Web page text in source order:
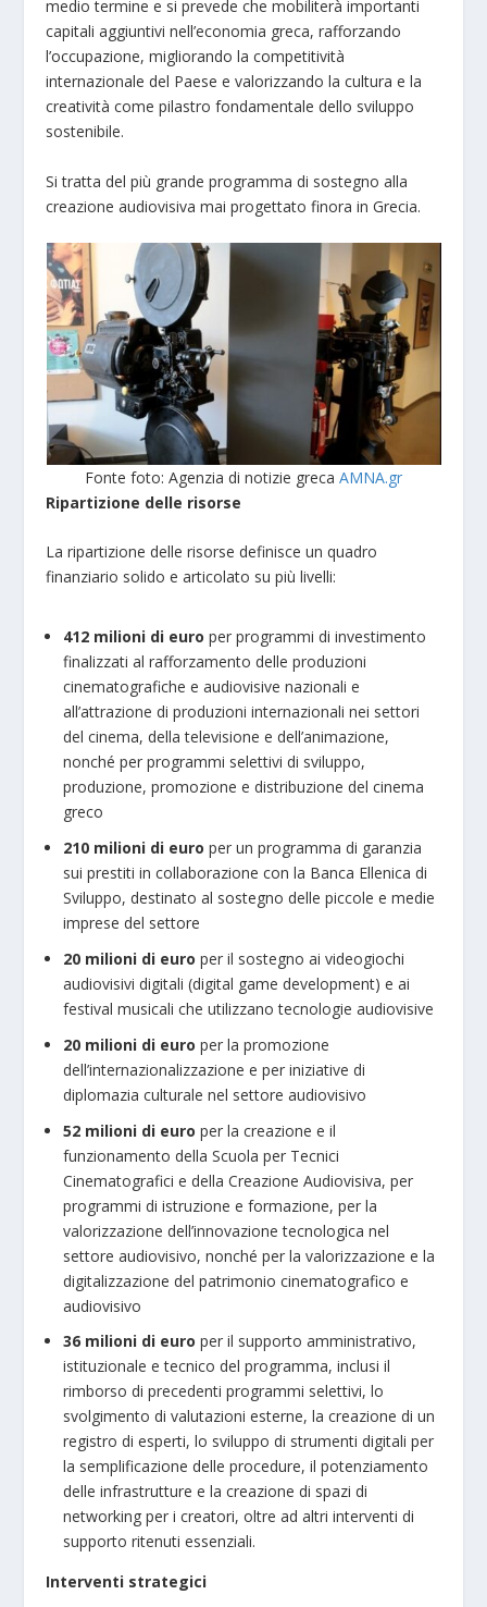
medio termine e si prevede che mobiliterà importanti
capitali aggiuntivi nell’economia greca, rafforzando
l’occupazione, migliorando la competitività
internazionale del Paese e valorizzando la cultura e la
creatività come pilastro fondamentale dello sviluppo
sostenibile.
Si tratta del più grande programma di sostegno alla
creazione audiovisiva mai progettato finora in Grecia.
Fonte foto: Agenzia di notizie greca AMNA.gr
Ripartizione delle risorse
La ripartizione delle risorse definisce un quadro
finanziario solido e articolato su più livelli:
412 milioni di euro per programmi di investimento
finalizzati al rafforzamento delle produzioni
cinematografiche e audiovisive nazionali e
all’attrazione di produzioni internazionali nei settori
del cinema, della televisione e dell’animazione,
nonché per programmi selettivi di sviluppo,
produzione, promozione e distribuzione del cinema
greco
210 milioni di euro per un programma di garanzia
sui prestiti in collaborazione con la Banca Ellenica di
Sviluppo, destinato al sostegno delle piccole e medie
imprese del settore
20 milioni di euro per il sostegno ai videogiochi
audiovisivi digitali (digital game development) e ai
festival musicali che utilizzano tecnologie audiovisive
20 milioni di euro per la promozione
dell’internazionalizzazione e per iniziative di
diplomazia culturale nel settore audiovisivo
52 milioni di euro per la creazione e il
funzionamento della Scuola per Tecnici
Cinematografici e della Creazione Audiovisiva, per
programmi di istruzione e formazione, per la
valorizzazione dell’innovazione tecnologica nel
settore audiovisivo, nonché per la valorizzazione e la
digitalizzazione del patrimonio cinematografico e
audiovisivo
36 milioni di euro per il supporto amministrativo,
istituzionale e tecnico del programma, inclusi il
rimborso di precedenti programmi selettivi, lo
svolgimento di valutazioni esterne, la creazione di un
registro di esperti, lo sviluppo di strumenti digitali per
la semplificazione delle procedure, il potenziamento
delle infrastrutture e la creazione di spazi di
networking per i creatori, oltre ad altri interventi di
supporto ritenuti essenziali.
Interventi strategici